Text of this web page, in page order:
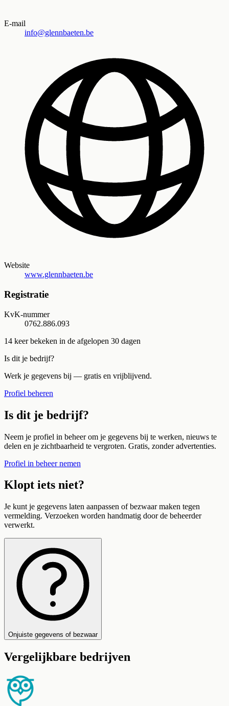
E-mail
info@glennbaeten.be
Website
www.glennbaeten.be
Registratie
KvK-nummer
0762.886.093
14 keer bekeken in de afgelopen 30 dagen
Is dit je bedrijf?
Werk je gegevens bij — gratis en vrijblijvend.
Profiel beheren
Is dit je bedrijf?
Neem je profiel in beheer om je gegevens bij te werken, nieuws te
delen en je zichtbaarheid te vergroten. Gratis, zonder advertenties.
Profiel in beheer nemen
Klopt iets niet?
Je kunt je gegevens laten aanpassen of bezwaar maken tegen
vermelding. Verzoeken worden handmatig door de beheerder
verwerkt.
Onjuiste gegevens of bezwaar
Vergelijkbare bedrijven